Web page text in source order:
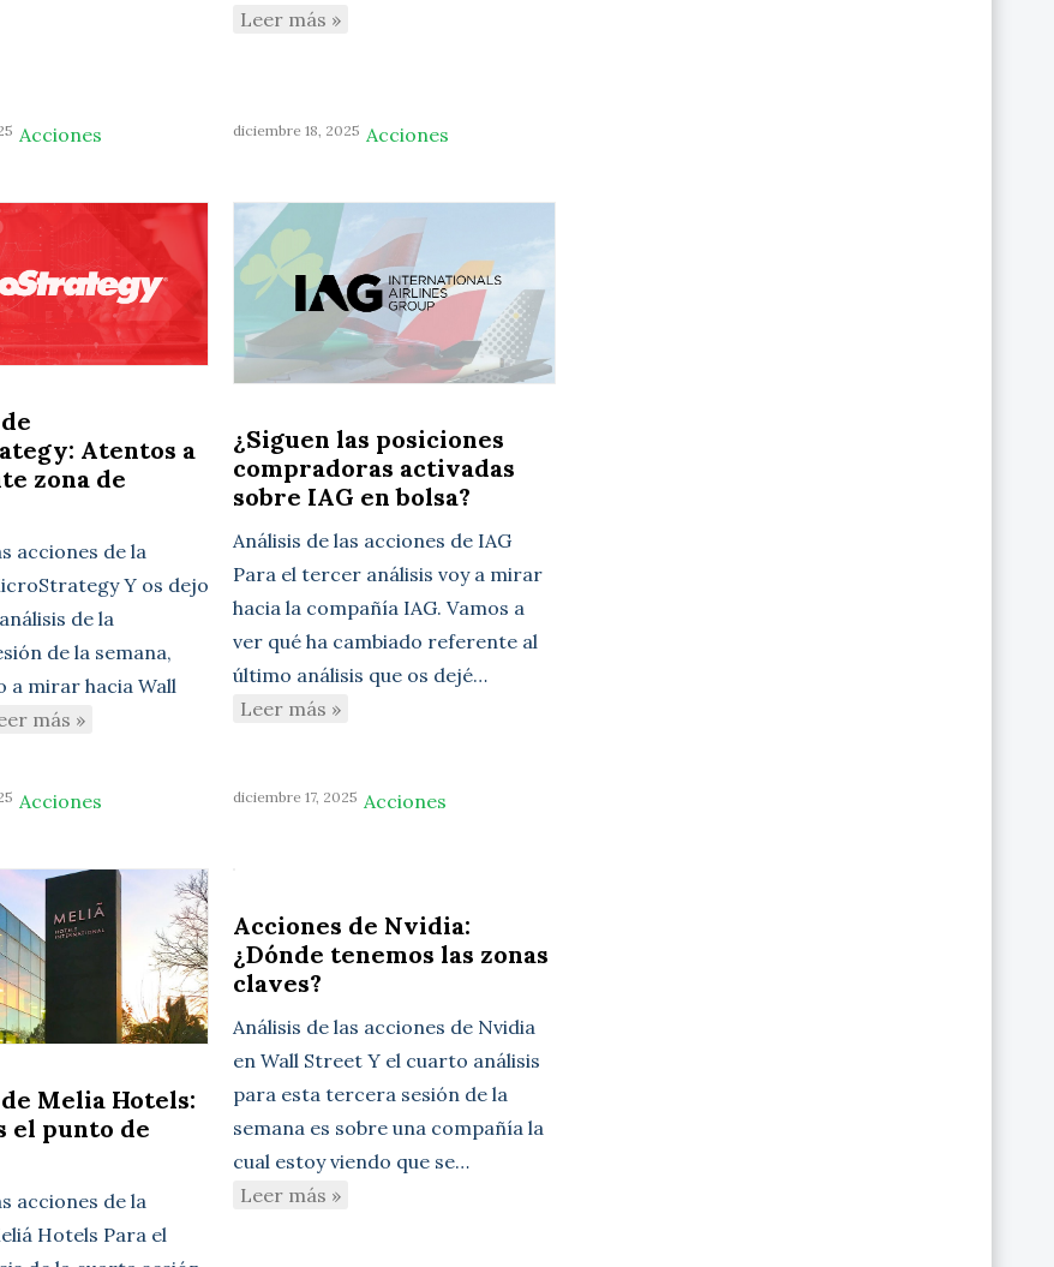
Leer más »
Acciones
Atentos a
zona de
acciones de la
Y os dejo
de la
de la semana,
a mirar hacia Wall
más »
diciembre 18, 2025 Acciones
¿Siguen las posiciones
compradoras activadas
sobre IAG en bolsa?
Análisis de las acciones de IAG
Para el tercer análisis voy a mirar
hacia la compañía IAG. Vamos a
ver qué ha cambiado referente al
último análisis que os dejé…
Leer más »
Acciones
Melia Hotels:
el punto de
acciones de la
Hotels Para el
diciembre 17, 2025 Acciones
Acciones de Nvidia:
¿Dónde tenemos las zonas
claves?
Análisis de las acciones de Nvidia
en Wall Street Y el cuarto análisis
para esta tercera sesión de la
semana es sobre una compañía la
cual estoy viendo que se…
Leer más »